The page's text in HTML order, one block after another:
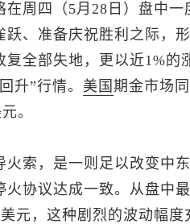
在周四（5月28日）盘中
跃、准备庆祝胜利之际，
复全部失地，更以近1%
升”行情。 美国 期金市场
。
火索，是一则足以改变
火协议达成一致。从盘中
元，这种剧烈的波动幅